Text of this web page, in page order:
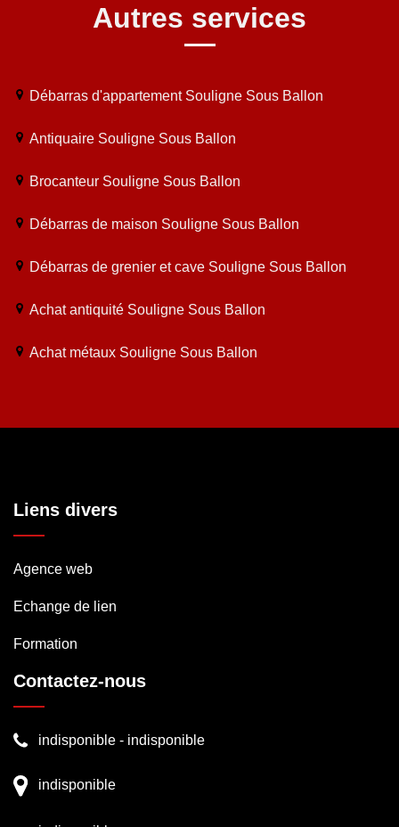
Autres services
Débarras d'appartement Souligne Sous Ballon
Antiquaire Souligne Sous Ballon
Brocanteur Souligne Sous Ballon
Débarras de maison Souligne Sous Ballon
Débarras de grenier et cave Souligne Sous Ballon
Achat antiquité Souligne Sous Ballon
Achat métaux Souligne Sous Ballon
Liens divers
Agence web
Echange de lien
Formation
Contactez-nous
indisponible - indisponible
indisponible